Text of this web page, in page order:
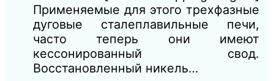
Применяемые для этого трехфазные
дуговые сталеплавильные печи,
часто теперь они имеют
кессонированный свод.
Восстановленный никель…